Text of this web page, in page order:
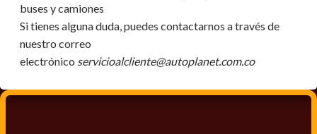
buses y camiones
Si tienes alguna duda, puedes contactarnos a través de
nuestro correo
electrónico servicioalcliente@autoplanet.com.co